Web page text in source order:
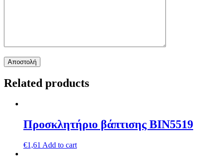
Related products
Προσκλητήριο βάπτισης ΒΙΝ5519
€1,61 Add to cart